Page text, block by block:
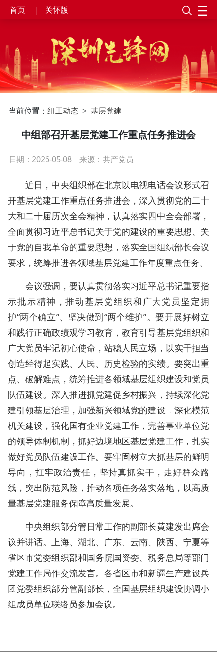
首页 | 关怀版
当前位置： 组工动态 基层党建
中组部召开基层党建工作重点任务推进会
日期：2026-05-08 来源：共产党员
近日，中央组织部在北京以电视电话会议形式召
开基层党建工作重点任务推进会，深入贯彻党的二十
大和二十届历次全会精神，认真落实四中全会部署，
全面贯彻习近平总书记关于党的建设的重要思想、关
于党的自我革命的重要思想，落实全国组织部长会议
要求，统筹推进各领域基层党建工作年度重点任务。
会议强调，要认真贯彻落实习近平总书记重要指
示批示精神，推动基层党组织和广大党员坚定拥
护“两个确立”、坚决做到“两个维护”。要开展好树立
和践行正确政绩观学习教育，教育引导基层党组织和
广大党员牢记初心使命，站稳人民立场，以实干担当
创造经得起实践、人民、历史检验的实绩。要突出重
点、破解难点，统筹推进各领域基层组织建设和党员
队伍建设。深入推进抓党建促乡村振兴，持续深化党
建引领基层治理，加强新兴领域党的建设，深化模范
机关建设，强化国有企业党建工作，完善事业单位党
的领导体制机制，抓好边境地区基层党建工作，扎实
做好党员队伍建设工作。要牢固树立大抓基层的鲜明
导向，扛牢政治责任，坚持真抓实干，走好群众路
线，突出防范风险，推动各项任务落实落地，以高质
量基层党建服务保障高质量发展。
中央组织部分管日常工作的副部长黄建发出席会
议并讲话。上海、湖北、广东、云南、陕西、宁夏等
省区市党委组织部和国务院国资委、税务总局等部门
党建工作局作交流发言。各省区市和新疆生产建设兵
团党委组织部分管副部长，全国基层组织建设协调小
组成员单位联络员参加会议。